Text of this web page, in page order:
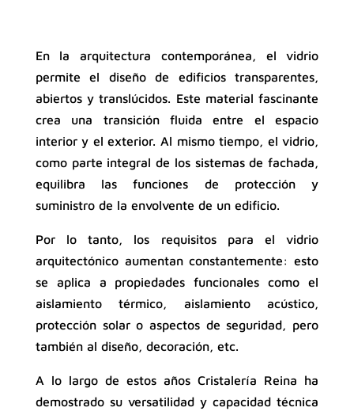
En la arquitectura contemporánea, el vidrio
permite el diseño de edificios transparentes,
abiertos y translúcidos. Este material fascinante
crea una transición fluida entre el espacio
interior y el exterior. Al mismo tiempo, el vidrio,
como parte integral de los sistemas de fachada,
equilibra las funciones de protección y
suministro de la envolvente de un edificio.
Por lo tanto, los requisitos para el vidrio
arquitectónico aumentan constantemente: esto
se aplica a propiedades funcionales como el
aislamiento térmico, aislamiento acústico,
protección solar o aspectos de seguridad, pero
también al diseño, decoración, etc.
A lo largo de estos años Cristalería Reina ha
demostrado su versatilidad y capacidad técnica